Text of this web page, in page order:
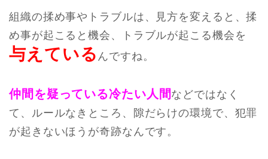
組織の揉め事やトラブルは、見方を変えると、揉
め事が起こると機会、トラブルが起こる機会を
与えている んですね。
仲間を疑っている冷たい人間 などではなく
て、ルールなきところ、隙だらけの環境で、犯罪
が起きないほうが奇跡なんです。